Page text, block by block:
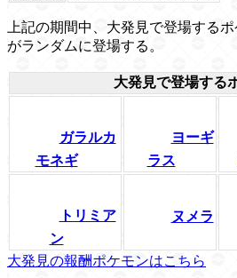
上記の期間中、大発見で登場する
がランダムに登場する。
大発見で登場する
ガラルカ
モネギ
ヨーギ
ラス
トリミア
ン
ヌメラ
大発見の報酬ポケモンはこちら